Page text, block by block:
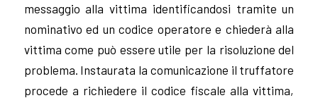
messaggio alla vittima identificandosi tramite un
nominativo ed un codice operatore e chiederà alla
vittima come può essere utile per la risoluzione del
problema. Instaurata la comunicazione il truffatore
procede a richiedere il codice fiscale alla vittima,